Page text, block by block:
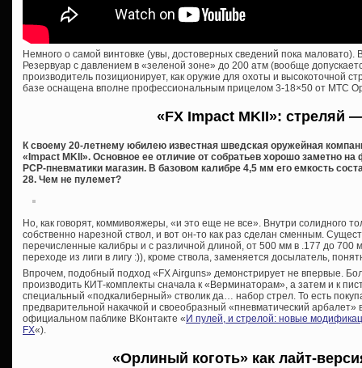
Немного о самой винтовке (увы, достоверных сведений пока маловато).
Резервуар с давлением в «зеленой зоне» до 200 атм (вообще
производитель позиционирует, как оружие для охоты и высокоточной
базе оснащена вполне профессиональным прицелом 3-18×50 от MTC
«FX Impact MKII»: стреляй
К своему 20-летнему юбилею известная шведская оружейная
«Impact MKII». Основное ее отличие от собратьев хорошо заметно
PCP-пневматики магазин. В базовом калибре 4,5 мм его емкость
28. Чем не пулемет?
Но, как говорят, коммивояжеры, «и это еще не все». Внутри солидного
собственно нарезной ствол, и вот он-то как раз сделан сменным.
перечисленные калибры и с различной длиной, от 500 мм в .177 до 700
переходе из лиги в лигу :)), кроме ствола, заменяется досылатель,
Впрочем, подобный подход «FX Airguns» демонстрирует не впервые.
производить КИТ-комплекты сначала к «Верминаторам», а затем и к
специальный «подкалиберный» стволик да… набор стрел. То есть
предварительной накачкой и своеобразный «пневматический
официальном паблике ВКонтакте « И пулей, и стрелой: новые
FX«).
«Орлиный коготь» как лайт-